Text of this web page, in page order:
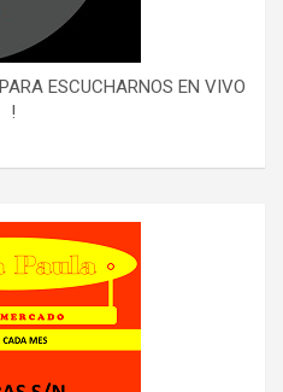
ESCUCHARNOS EN VIVO
!